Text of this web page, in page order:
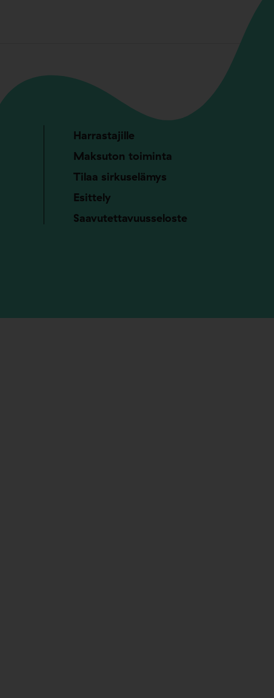
Harrastajille
Maksuton toiminta
Tilaa sirkuselämys
Esittely
Saavutettavuusseloste